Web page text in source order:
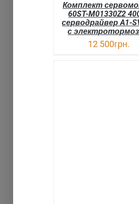
Комплект
60ST-M01330Z2
серводрайвер A1-
с
12 500грн.